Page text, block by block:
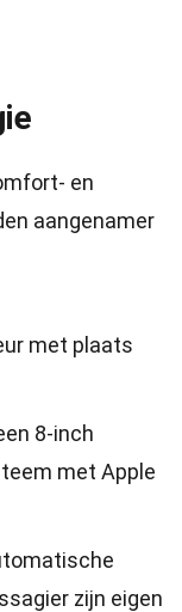
en
aangenamer
met plaats
8-inch
met Apple
zijn eigen